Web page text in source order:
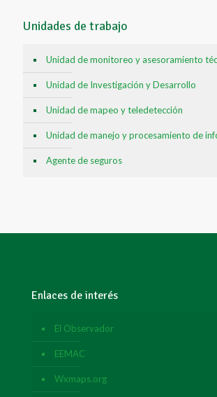
Unidades de trabajo
Unidad de monitoreo y asesoramiento
Unidad de Investigación y Desarrollo
Unidad de mapeo y teledetección
Unidad de manejo y procesamiento de
Agente de seguros
Enlaces de interés
El Observador
EEMAC
Wxmaps.org